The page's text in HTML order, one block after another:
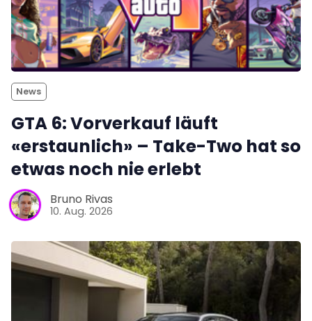
News
GTA 6: Vorverkauf läuft
«erstaunlich» – Take-Two hat so
etwas noch nie erlebt
Bruno Rivas
10. Aug. 2026